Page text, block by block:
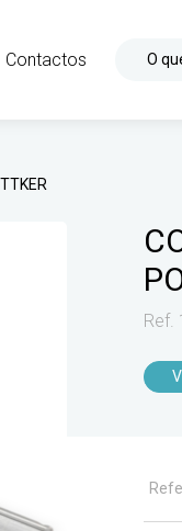
Contactos O
Ref.